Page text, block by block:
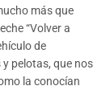
más que
“Volver a
de
pelotas, que nos
la conocían